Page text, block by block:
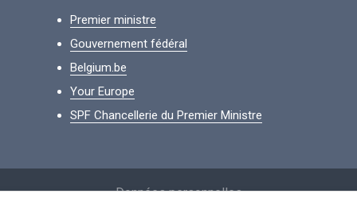
Premier ministre
Gouvernement fédéral
Belgium.be
Your Europe
SPF Chancellerie du Premier Ministre
Données personnelles